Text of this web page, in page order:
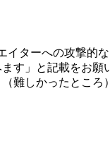
ターへの攻撃的
す」と記載をお願
難しかったところ